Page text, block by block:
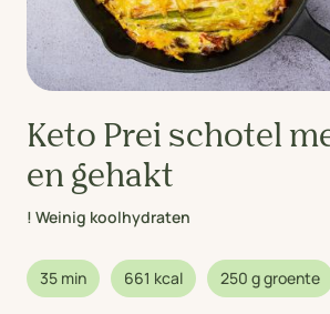
Keto Prei schotel
en gehakt
! Weinig koolhydraten
35 min 661 kcal 250 g groente